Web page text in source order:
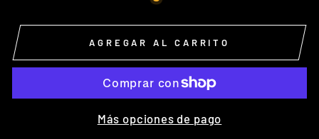
AGREGAR AL CARRITO
Más opciones de pago